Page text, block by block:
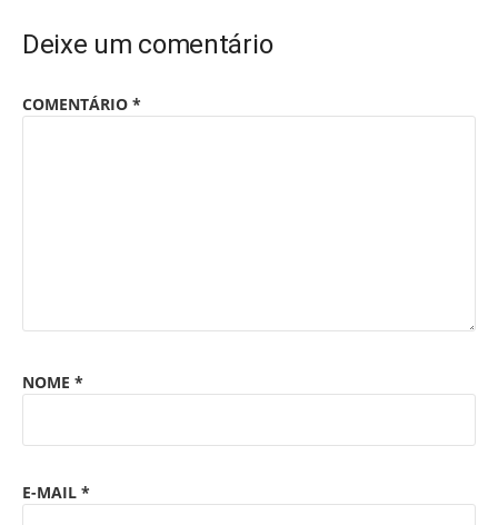
Deixe um comentário
COMENTÁRIO *
NOME *
E-MAIL *